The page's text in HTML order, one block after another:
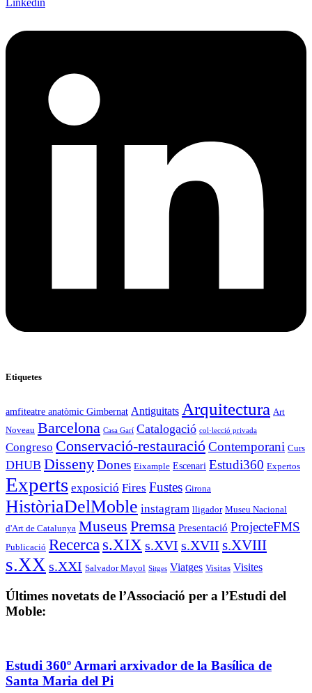
Linkedin
Etiquetes
amfiteatre anatòmic Gimbernat Antiguitats Arquitectura Art
Noveau Barcelona Casa Garí Catalogació col·lecció privada
Congreso Conservació-restauracióContemporani Curs
DHUB Disseny Dones Eixample Escenari Estudi360 Expertos
Experts exposició Fires Fustes Girona
HistòriaDelMoble instagram lligador Museu Nacional
d'Art de Catalunya Museus Premsa Presentació ProjecteFMS
Publicació Recerca s.XIX s.XVI s.XVII s.XVIII
s.XX s.XXI Salvador Mayol Sitges Viatges Visitas Visites
Últimes novetats de l’Associació per a l’Estudi del
Moble:
Estudi 360º Armari arxivador de la Basílica de
Santa Maria del Pi